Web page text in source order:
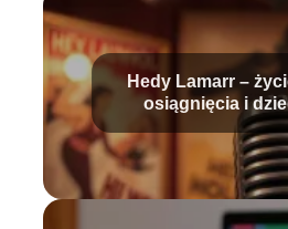
Hedy Lamarr –
osiągnięcia i